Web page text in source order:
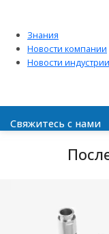
Знания
Новости компании
Новости индустрии
Свяжитесь с нами